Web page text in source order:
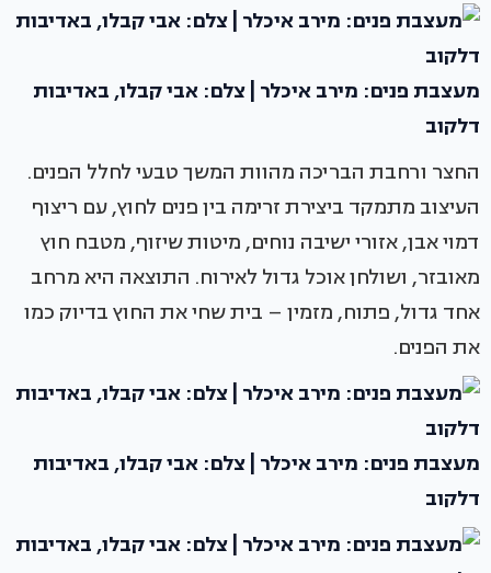
מעצבת פנים: מירב איכלר | צלם: אבי קבלו, באדיבות
דלקוב
החצר ורחבת הבריכה מהוות המשך טבעי לחלל הפנים.
העיצוב מתמקד ביצירת זרימה בין פנים לחוץ, עם ריצוף
דמוי אבן, אזורי ישיבה נוחים, מיטות שיזוף, מטבח חוץ
מאובזר, ושולחן אוכל גדול לאירוח. התוצאה היא מרחב
אחד גדול, פתוח, מזמין – בית שחי את החוץ בדיוק כמו
את הפנים.
מעצבת פנים: מירב איכלר | צלם: אבי קבלו, באדיבות
דלקוב